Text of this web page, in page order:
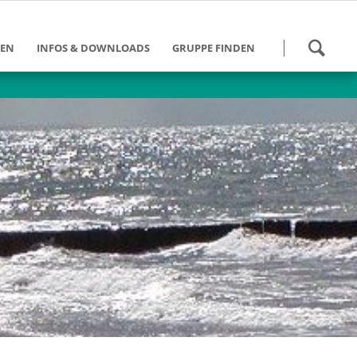
überspringen
DV Berlin
Stiftung
INFOS & DOWNLOADS
Tätigkeitsberichte
Downloads
Weiterführende Links
Info-Zeitung - Archiv
GRUPPE FINDEN